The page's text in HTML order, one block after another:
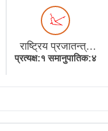
राष्ट्रिय प्रजातन्त्र
पार्टी
प्रत्यक्ष:१ समानुपातिक:४